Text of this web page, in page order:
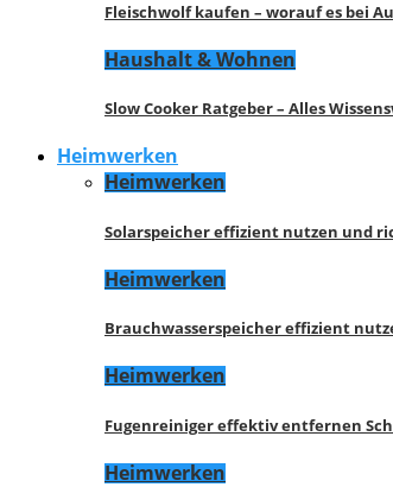
Fleischwolf kaufen – worauf es bei
Haushalt & Wohnen
Slow Cooker Ratgeber – Alles
Heimwerken
Heimwerken
Solarspeicher effizient nutzen und
Heimwerken
Brauchwasserspeicher effizient
Heimwerken
Fugenreiniger effektiv entfernen
Heimwerken